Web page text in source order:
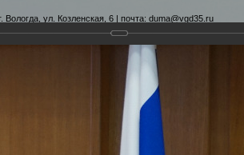
Вологда, ул. Козленская, 6 | почта: duma@vgd35.ru
www.duma-vologda.ru